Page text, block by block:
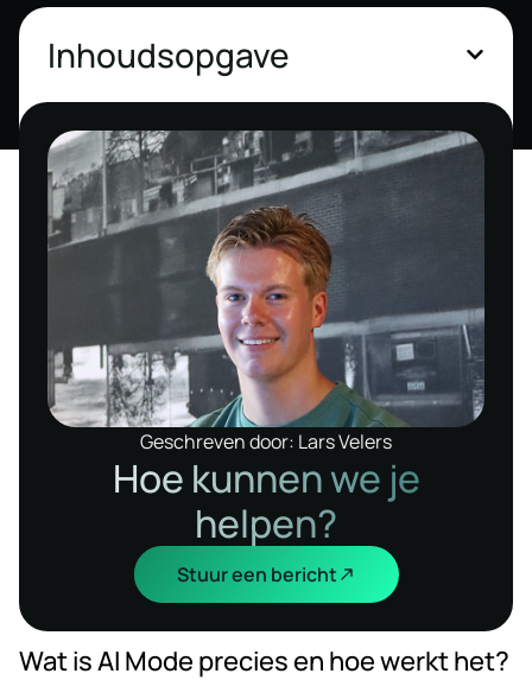
Inhoudsopgave
Geschreven door: Lars Velers
Hoe kunnen we je
helpen?
Stuur een bericht
Wat is AI Mode precies en hoe werkt het?